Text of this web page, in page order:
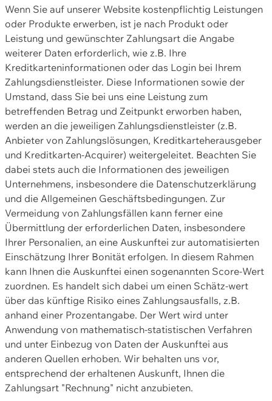
Wenn Sie auf unserer Website kostenpflichtig Leistungen
oder Produkte erwerben, ist je nach Produkt oder
Leistung und gewünschter Zahlungsart die Angabe
weiterer Daten erforderlich, wie z.B. Ihre
Kreditkarteninformationen oder das Login bei Ihrem
Zahlungsdienstleister. Diese Informationen sowie der
Umstand, dass Sie bei uns eine Leistung zum
betreffenden Betrag und Zeitpunkt erworben haben,
werden an die jeweiligen Zahlungsdienstleister (z.B.
Anbieter von Zahlungslösungen, Kreditkarteherausgeber
und Kreditkarten-Acquirer) weitergeleitet. Beachten Sie
dabei stets auch die Informationen des jeweiligen
Unternehmens, insbesondere die Datenschutzerklärung
und die Allgemeinen Geschäftsbedingungen. Zur
Vermeidung von Zahlungsfällen kann ferner eine
Übermittlung der erforderlichen Daten, insbesondere
Ihrer Personalien, an eine Auskunftei zur automatisierten
Einschätzung Ihrer Bonität erfolgen. In diesem Rahmen
kann Ihnen die Auskunftei einen sogenannten Score-Wert
zuordnen. Es handelt sich dabei um einen Schätz-wert
über das künftige Risiko eines Zahlungsausfalls, z.B.
anhand einer Prozentangabe. Der Wert wird unter
Anwendung von mathematisch-statistischen Verfahren
und unter Einbezug von Daten der Auskunftei aus
anderen Quellen erhoben. Wir behalten uns vor,
entsprechend der erhaltenen Auskunft, Ihnen die
Zahlungsart "Rechnung" nicht anzubieten.